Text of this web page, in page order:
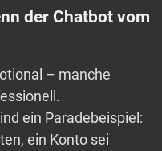
der Chatbot vom
– manche
ein Paradebeispiel:
ein Konto sei